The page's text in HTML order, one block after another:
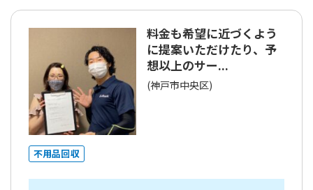
料金も希望に近づくよう
に提案いただけたり、予
想以上のサー...
(神戸市中央区)
不用品回収